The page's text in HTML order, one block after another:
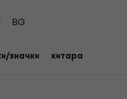
BG
значки китара
фигурка